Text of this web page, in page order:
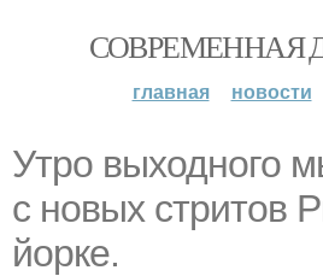
СОВРЕМЕННАЯ
главная новости
Утро выходного
с новых стритов
йорке.